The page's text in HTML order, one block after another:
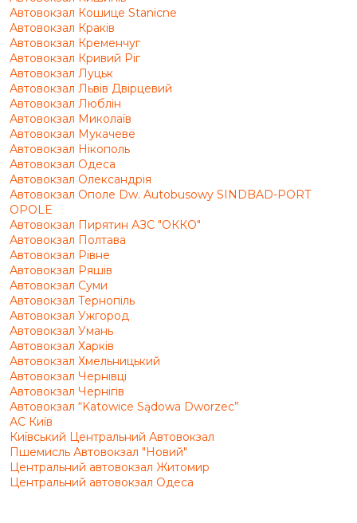
Автовокзал Кошице Stanicne
Автовокзал Краків
Автовокзал Кременчуг
Автовокзал Кривий Ріг
Автовокзал Луцьк
Автовокзал Львів Двірцевий
Автовокзал Люблін
Автовокзал Миколаїв
Автовокзал Мукачеве
Автовокзал Нікополь
Автовокзал Одеса
Автовокзал Олександрія
Автовокзал Ополе Dw. Autobusowy SINDBAD-PORT
OPOLE
Автовокзал Пирятин АЗС "ОККО"
Автовокзал Полтава
Автовокзал Рівне
Автовокзал Ряшів
Автовокзал Суми
Автовокзал Тернопіль
Автовокзал Ужгород
Автовокзал Умань
Автовокзал Харків
Автовокзал Хмельницький
Автовокзал Чернівці
Автовокзал Чернігів
Автовокзал “Katowice Sądowa Dworzec”
АС Київ
Київський Центральний Автовокзал
Пшемисль Автовокзал "Новий"
Центральний автовокзал Житомир
Центральний автовокзал Одеса